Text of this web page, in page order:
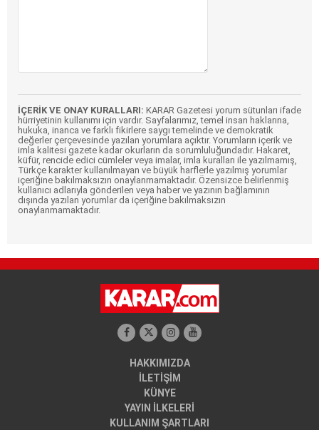
İÇERİK VE ONAY KURALLARI: KARAR Gazetesi yorum sütunları ifade
hürriyetinin kullanımı için vardır. Sayfalarımız, temel insan haklarına,
hukuka, inanca ve farklı fikirlere saygı temelinde ve demokratik
değerler çerçevesinde yazılan yorumlara açıktır. Yorumların içerik ve
imla kalitesi gazete kadar okurların da sorumluluğundadır. Hakaret,
küfür, rencide edici cümleler veya imalar, imla kuralları ile yazılmamış,
Türkçe karakter kullanılmayan ve büyük harflerle yazılmış yorumlar
içeriğine bakılmaksızın onaylanmamaktadır. Özensizce belirlenmiş
kullanıcı adlarıyla gönderilen veya haber ve yazının bağlamının
dışında yazılan yorumlar da içeriğine bakılmaksızın
onaylanmamaktadır.
HAKKIMIZDA
İLETİŞİM
KÜNYE
YAYIN İLKELERİ
KULLANIM ŞARTLARI